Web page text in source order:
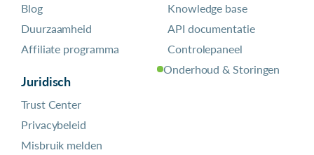
Blog
Duurzaamheid
Affiliate programma
Juridisch
Trust Center
Privacybeleid
Misbruik melden
Knowledge base
API documentatie
Controlepaneel
Onderhoud & Storingen